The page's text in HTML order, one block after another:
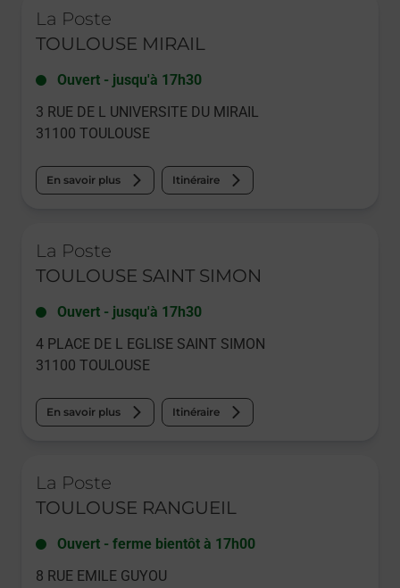
La Poste
TOULOUSE MIRAIL
Ouvert - jusqu'à 17h30
3 RUE DE L UNIVERSITE DU MIRAIL
31100 TOULOUSE
En savoir plus Itinéraire
La Poste
TOULOUSE SAINT SIMON
Ouvert - jusqu'à 17h30
4 PLACE DE L EGLISE SAINT SIMON
31100 TOULOUSE
En savoir plus Itinéraire
La Poste
TOULOUSE RANGUEIL
Ouvert - ferme bientôt à 17h00
8 RUE EMILE GUYOU